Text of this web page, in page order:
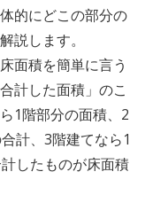
的にどこの部分の
説します。
面積を簡単に言う
計した面積」のこ
1階部分の面積、2
計、3階建てなら1
したものが床面積